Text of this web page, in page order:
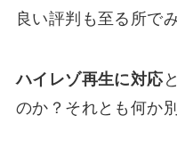
良い評判も至る所で
ハイレゾ再生に対応
のか？それとも何か